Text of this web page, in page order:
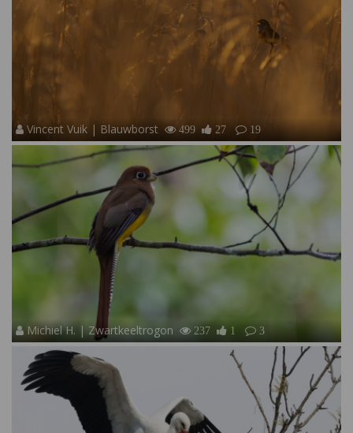
Vincent Vuik | Blauwborst 499 27 19
Michiel H. | Zwartkeeltrogon 237 1 3